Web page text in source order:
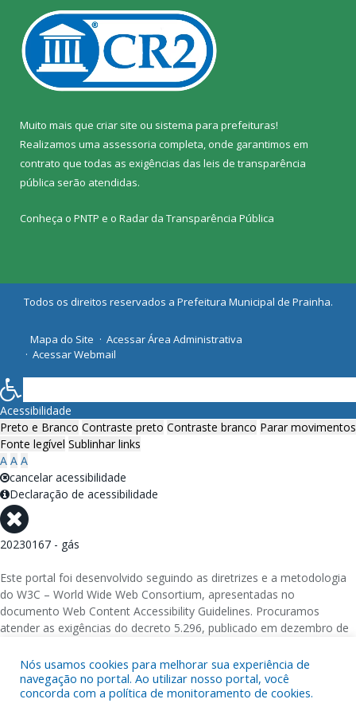
Muito mais que criar site ou sistema para prefeituras!
Realizamos uma assessoria completa, onde garantimos em
contrato que todas as exigências das leis de transparência
pública serão atendidas.
Conheça o PNTP e o Radar da Transparência Pública
Todos os direitos reservados a Prefeitura Municipal de Prainha.
Mapa do Site
Acessar Área Administrativa
Acessar Webmail
Nós usamos cookies para melhorar sua experiência de
navegação no portal. Ao utilizar nosso portal, você
concorda com a política de monitoramento de cookies.
Acessibilidade
Preto e Branco Contraste preto Contraste branco Parar movimentos
Fonte legível Sublinhar links
A A A
cancelar acessibilidade
Declaração de acessibilidade
20230167 - gás
Este portal foi desenvolvido seguindo as diretrizes e a metodologia
do W3C – World Wide Web Consortium, apresentadas no
documento Web Content Accessibility Guidelines. Procuramos
atender as exigências do decreto 5.296, publicado em dezembro de
eletrônicos da administração pública na rede mundial de
computadores para o uso das pessoas com necessidades especiais,
garantindo-lhes o pleno acesso aos conteúdos disponíveis.